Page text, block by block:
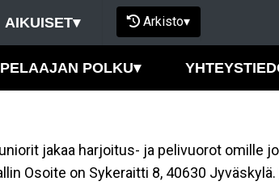
AIKUISET▾ Arkisto▾
PELAAJAN POLKU▾
jakaa harjoitus- ja pelivuorot omille
Osoite on Sykeraitti 8, 40630 Jyväskylä.